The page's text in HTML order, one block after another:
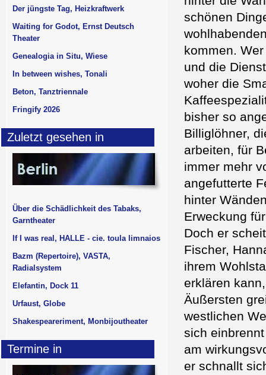
schönen
kommen.
und die
woher die
bisher so
Billiglöhner,
arbeiten, für
immer mehr
angefutterte
hinter
Erweckung
Doch er
Fischer,
ihrem
erklären
Äußersten
westlichen
sich
am
er schnallt
Der jüngste Tag, Heizkraftwerk
Waiting for Godot, Ernst Deutsch
Theater
Genealogia in Situ, Wiese
In between wishes, Tonali
Beton, Tanztriennale
Fringify 2026
Zuletzt gesehen in
Über die Schädlichkeit des Tabaks,
Garntheater
If I was real, HALLE - cie. toula limnaios
Bazm (Repertoire), VASTA,
Radialsystem
Elefantin, Dock 11
Urfaust, Globe
Shakespeareriment, Monbijoutheater
Termine in